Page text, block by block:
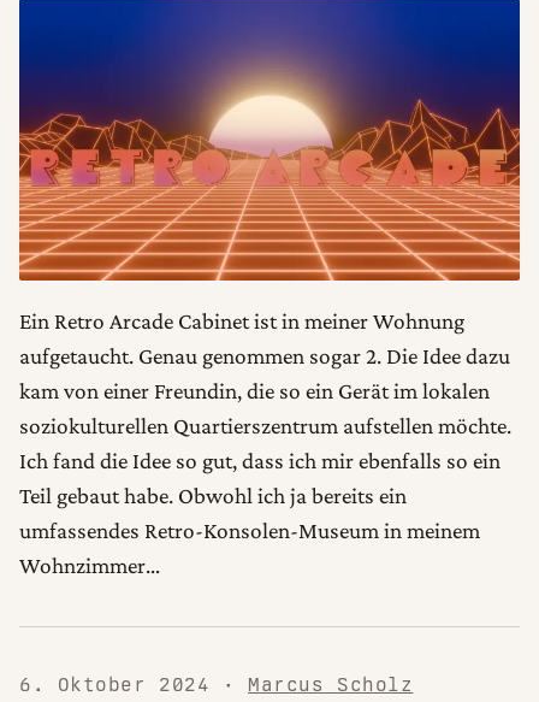
Ein Retro Arcade Cabinet ist in meiner Wohnung
aufgetaucht. Genau genommen sogar 2. Die Idee dazu
kam von einer Freundin, die so ein Gerät im lokalen
soziokulturellen Quartierszentrum aufstellen möchte.
Ich fand die Idee so gut, dass ich mir ebenfalls so ein
Teil gebaut habe. Obwohl ich ja bereits ein
umfassendes Retro-Konsolen-Museum in meinem
Wohnzimmer…
6. Oktober 2024 · Marcus Scholz